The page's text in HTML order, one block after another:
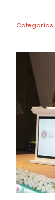
Categorías